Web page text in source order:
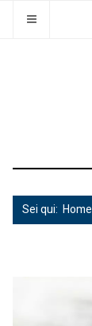
Sei qui: Home